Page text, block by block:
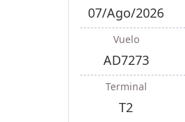
07/Ago/2026
Vuelo
AD7273
Terminal
T2